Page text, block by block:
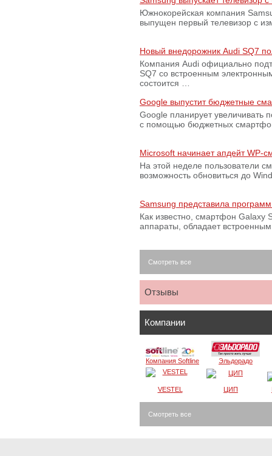
Южнокорейская компания
выпущен первый телевизор с
Новый внедорожник Audi SQ7
Компания Audi официально
SQ7 со встроенным
состоится …
Google выпустит бюджетные
Google планирует увеличивать
с помощью бюджетных
Microsoft начинает апдейт WP-
На этой неделе пользователи
возможность обновиться до
Samsung представила
Как известно, смартфон Galaxy
аппараты, обладает
Смотреть все
Отзывы
Компании
Компания Softline Эльдорадо
VESTEL ЦИП
Смотреть все